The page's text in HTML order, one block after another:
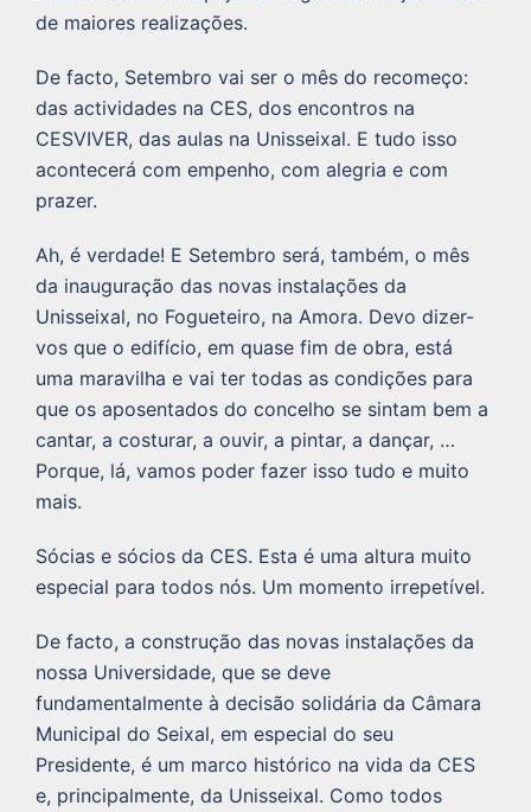
de maiores realizações.
De facto, Setembro vai ser o mês do recomeço:
das actividades na CES, dos encontros na
CESVIVER, das aulas na Unisseixal. E tudo isso
acontecerá com empenho, com alegria e com
prazer.
Ah, é verdade! E Setembro será, também, o mês
da inauguração das novas instalações da
Unisseixal, no Fogueteiro, na Amora. Devo dizer-
vos que o edifício, em quase fim de obra, está
uma maravilha e vai ter todas as condições para
que os aposentados do concelho se sintam bem a
cantar, a costurar, a ouvir, a pintar, a dançar, …
Porque, lá, vamos poder fazer isso tudo e muito
mais.
Sócias e sócios da CES. Esta é uma altura muito
especial para todos nós. Um momento irrepetível.
De facto, a construção das novas instalações da
nossa Universidade, que se deve
fundamentalmente à decisão solidária da Câmara
Municipal do Seixal, em especial do seu
Presidente, é um marco histórico na vida da CES
e, principalmente, da Unisseixal. Como todos